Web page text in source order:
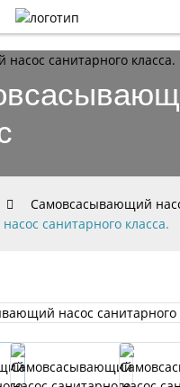
Самовсасывающий
санитарного класса.